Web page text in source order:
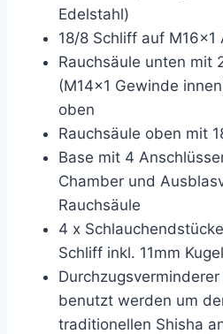
Edelstahl)
18/8 Schliff auf M16x1
Rauchsäule unten mit
(M14x1 Gewinde
oben
Rauchsäule oben mit
Base mit 4
Chamber und
Rauchsäule
4 x
Schliff inkl. 11mm Kugel
benutzt werden um
traditionellen Shisha